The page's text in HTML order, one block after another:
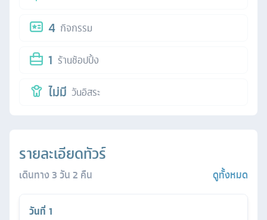
4 กิจกรรม
1 ร้านช้อปปิ้ง
ไม่มี วันอิสระ
รายละเอียดทัวร์
เดินทาง3วัน2 คืน ดูทั้งหมด
วันที่ 1